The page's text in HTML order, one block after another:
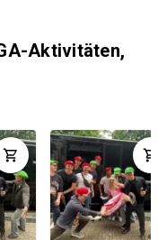
Aktivitäten,